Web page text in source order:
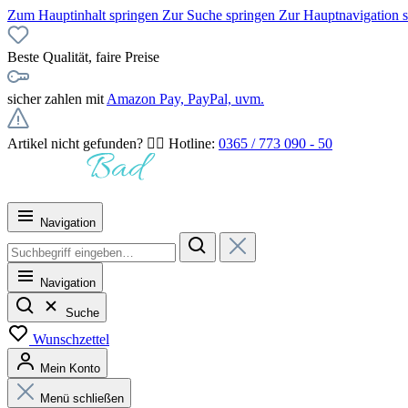
Zum Hauptinhalt springen Zur Suche springen Zur Hauptnavigation
Beste Qualität, faire Preise
sicher zahlen mit Amazon Pay, PayPal, uvm.
Artikel nicht gefunden? 👉🏻 Hotline: 0365 / 773 090 - 50
Navigation
Navigation
Suche
Wunschzettel
Mein Konto
Menü schließen